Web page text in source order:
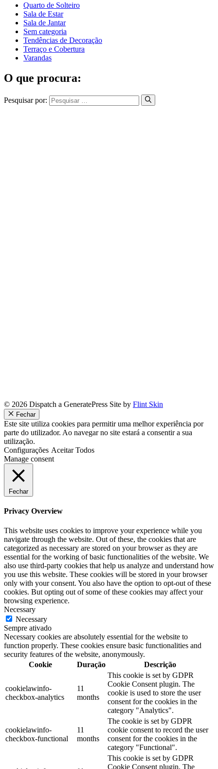
Quarto de Solteiro
Sala de Estar
Sala de Jantar
Sem categoria
Tendências de Decoração
Terraço e Cobertura
Varandas
O que procura:
Pesquisar por:
© 2026 Dispatch a GeneratePress Site by Flint Skin
Fechar
Este site utiliza cookies para permitir uma melhor experiência por
parte do utilizador. Ao navegar no site estará a consentir a sua
utilização.
Configurações Aceitar Todos
Manage consent
Fechar
Privacy Overview
This website uses cookies to improve your experience while you
navigate through the website. Out of these, the cookies that are
categorized as necessary are stored on your browser as they are
essential for the working of basic functionalities of the website. We
also use third-party cookies that help us analyze and understand how
you use this website. These cookies will be stored in your browser
only with your consent. You also have the option to opt-out of these
cookies. But opting out of some of these cookies may affect your
browsing experience.
Necessary
Necessary
Sempre ativado
Necessary cookies are absolutely essential for the website to
function properly. These cookies ensure basic functionalities and
security features of the website, anonymously.
Cookie
Duração Descrição
cookielawinfo-
checkbox-analytics
11
months
This cookie is set by GDPR
Cookie Consent plugin. The
cookie is used to store the user
consent for the cookies in the
category "Analytics".
cookielawinfo-
checkbox-functional
11
months
The cookie is set by GDPR
cookie consent to record the user
consent for the cookies in the
category "Functional".
This cookie is set by GDPR
Cookie Consent plugin. The